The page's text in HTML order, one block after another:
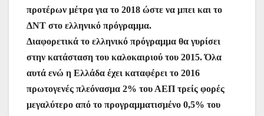
προτέρων μέτρα για το 2018 ώστε να μπει και το
ΔΝΤ στο ελληνικό πρόγραμμα.
Διαφορετικά το ελληνικό πρόγραμμα θα γυρίσει
στην κατάσταση του καλοκαιριού του 2015. Όλα
αυτά ενώ η Ελλάδα έχει καταφέρει το 2016
πρωτογενές πλεόνασμα 2% του ΑΕΠ τρείς φορές
μεγαλύτερο από το προγραμματισμένο 0,5% του